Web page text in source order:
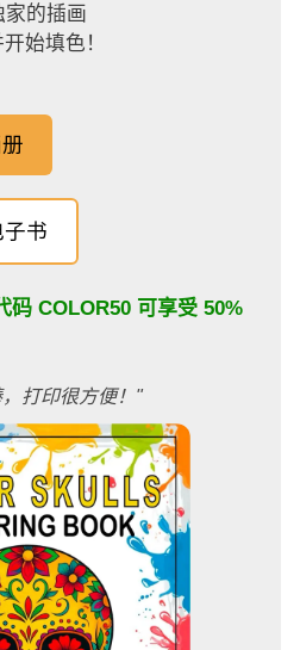
家的插画
始填色！
书
码 COLOR50 可享受 50%
打印很方便！"